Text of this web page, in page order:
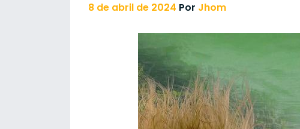
8 de abril de 2024 Por Jhom